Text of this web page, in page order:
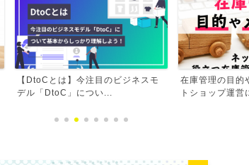
【DtoCとは】今注目のビジネスモ
デル「DtoC」につい...
在庫管理の目的
トショップ運営